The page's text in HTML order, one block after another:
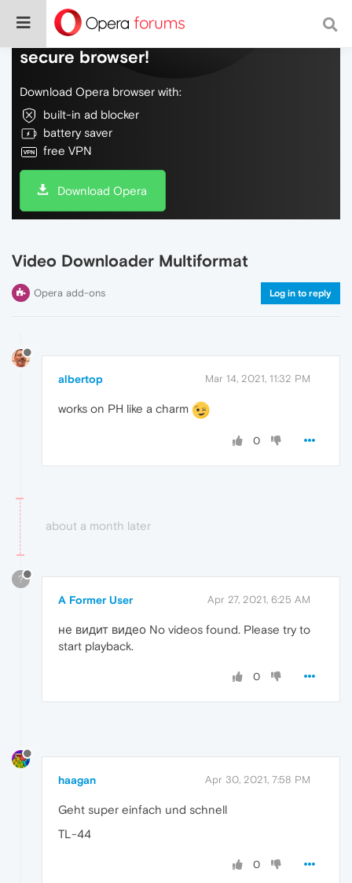
Do more on the web, with a fast and
secure browser!
Download Opera browser with:
built-in ad blocker
battery saver
free VPN
Download Opera
Video Downloader Multiformat
Opera add-ons Log in to reply
albertop Mar 14, 2021, 11:32 PM
works on PH like a charm
0
about a month later
?
A Former User Apr 27, 2021, 6:25 AM
не видит видео No videos found. Please try to
start playback.
0
haagan Apr 30, 2021, 7:58 PM
Geht super einfach und schnell
TL-44
0